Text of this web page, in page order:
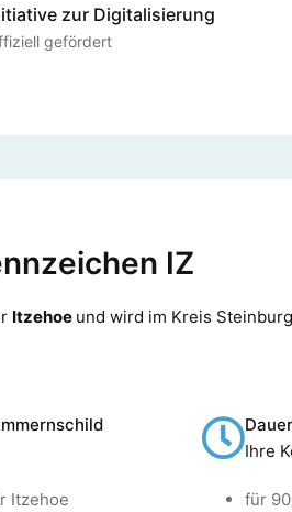
zur Digitalisierung
gefördert
IZ
Itzehoe und wird im Kreis
Itzehoe
Ihre
für